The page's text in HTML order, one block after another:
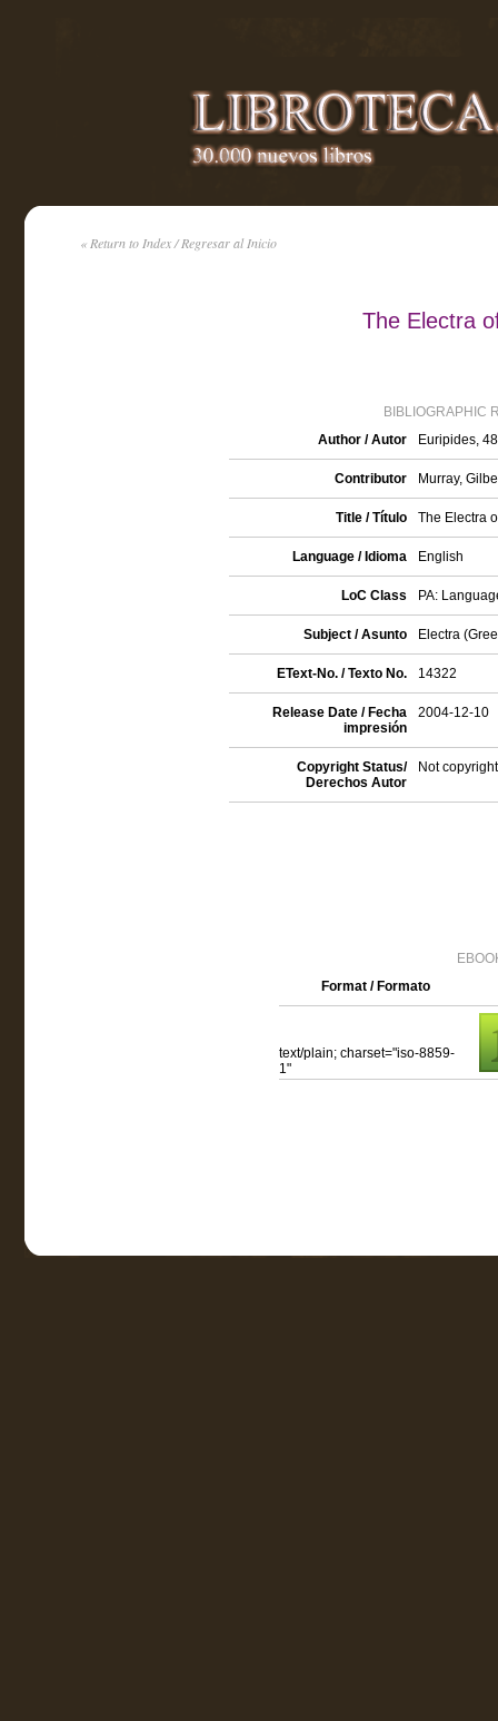
« Return to Index / Regresar al Inicio
The Electra
BIBLIOGRAPHIC
Author / Autor
Euripides,
Contributor Murray,
Title / Título The Electra
Language / Idioma English
LoC Class PA:
Subject / Asunto Electra
EText-No. / Texto No. 14322
Release Date / Fecha
impresión
2004-12-10
Copyright Status/
Derechos Autor
Not
Format / Formato
text/plain; charset="iso-8859-
1"